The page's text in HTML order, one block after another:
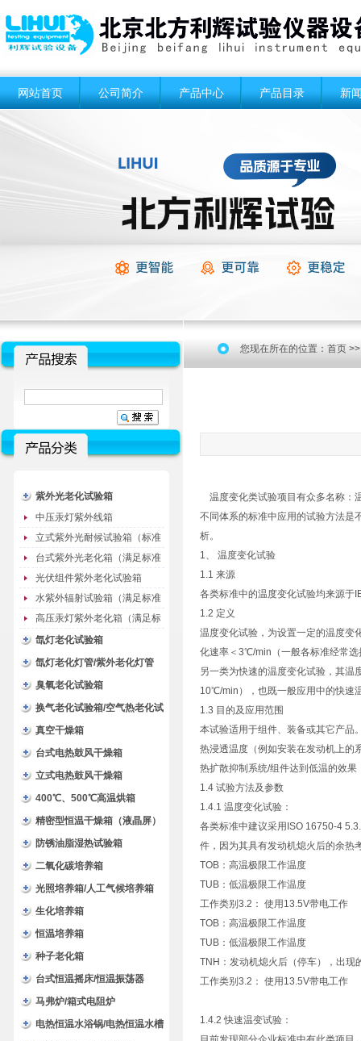
网站首页 公司简介 产品中心 产品目录 新
紫外光老化试验箱
中压汞灯紫外线箱
立式紫外光耐候试验箱（标准
型）
台式紫外光老化箱（满足标准
GB/T16776）
光伏组件紫外老化试验箱
水紫外辐射试验箱（满足标准
JC485-1992）
高压汞灯紫外老化箱（满足标
准GB/T16777）
氙灯老化试验箱
氙灯老化灯管/紫外老化灯管
（耗材）
臭氧老化试验箱
换气老化试验箱/空气热老化试
验箱
真空干燥箱
台式电热鼓风干燥箱
立式电热鼓风干燥箱
400℃、500℃高温烘箱
精密型恒温干燥箱（液晶屏）
防锈油脂湿热试验箱
二氧化碳培养箱
光照培养箱/人工气候培养箱
生化培养箱
恒温培养箱
种子老化箱
台式恒温摇床/恒温振荡器
马弗炉/箱式电阻炉
电热恒温水浴锅/电热恒温水槽
您现在所在的位置： 首页
温度变化类试验项目有众多名称：
不同体系的标准中应用的试验方法是
析。
1、 温度变化试验
1.1 来源
各类标准中的温度变化试验均来源于
1.2 定义
温度变化试验，为设置一定的温度变
化速率＜3℃/min（一般各标准经常
另一类为快速的温度变化试验，其
10℃/min），也既一般应用中的快速
1.3 目的及应用范围
本试验适用于组件、装备或其它产品
热浸透温度（例如安装在发动机上的
热扩散抑制系统/组件达到低温的效
1.4 试验方法及参数
1.4.1 温度变化试验：
各类标准中建议采用ISO 16750-4
件，因为其具有发动机熄火后的余热
TOB：高温极限工作温度
TUB：低温极限工作温度
工作类别3.2： 使用13.5V带电工作
TOB：高温极限工作温度
TUB：低温极限工作温度
TNH：发动机熄火后（停车），出现
工作类别3.2： 使用13.5V带电工作
1.4.2 快速温变试验：